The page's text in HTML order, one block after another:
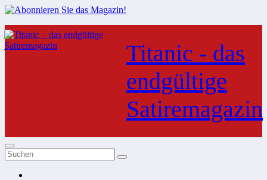
Zum
Inhalt
springen
Titanic - das
endgültige
Satiremagazin